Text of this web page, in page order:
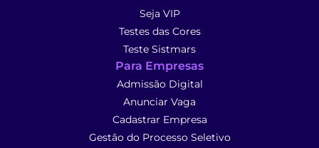
Seja VIP
Testes das Cores
Teste Sistmars
Para Empresas
Admissão Digital
Anunciar Vaga
Cadastrar Empresa
Gestão do Processo Seletivo